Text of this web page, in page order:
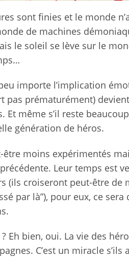
sont finies et le monde
de machines
le soleil se lève sur le
importe l’implication
pas prématurément)
même s’il reste
génération de héros.
moins expérimentés
Leur temps est
(ils croiseront peut-être
par là”), pour eux, ce
Eh bien, oui. La vie des
C’est un miracle